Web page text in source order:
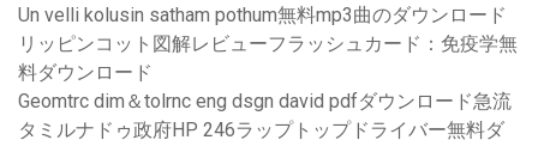
Un velli kolusin satham pothum無料mp3曲のダウンロード
リッピンコット図解レビューフラッシュカード：免疫学無
料ダウンロード
Geomtrc dim＆tolrnc eng dsgn david pdfダウンロード急流
タミルナドゥ政府HP 246ラップトップドライバー無料ダ